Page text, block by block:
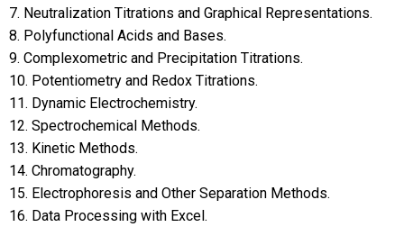
7. Neutralization Titrations and Graphical Representations.
8. Polyfunctional Acids and Bases.
9. Complexometric and Precipitation Titrations.
10. Potentiometry and Redox Titrations.
11. Dynamic Electrochemistry.
12. Spectrochemical Methods.
13. Kinetic Methods.
14. Chromatography.
15. Electrophoresis and Other Separation Methods.
16. Data Processing with Excel.